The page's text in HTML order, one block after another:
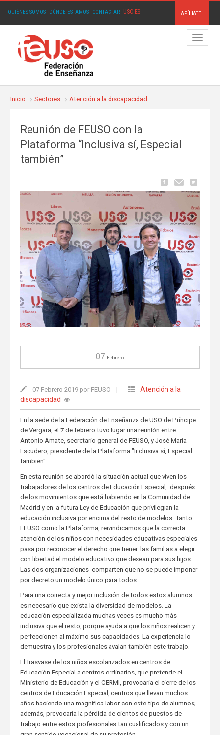
QUIÉNES SOMOS· DÓNDE ESTAMOS· CONTACTAR· USO.ES AFÍLIATE
Menú
Inicio Sectores Atención a la discapacidad
Reunión de FEUSO con la
Plataforma “Inclusiva sí, Especial
también”
07 Febrero
07 Febrero 2019 por FEUSO |
Atención a la
discapacidad
En la sede de la Federación de Enseñanza de USO de Príncipe
de Vergara, el 7 de febrero tuvo lugar una reunión entre
Antonio Amate, secretario general de FEUSO, y José María
Escudero, presidente de la Plataforma "Inclusiva sí, Especial
también".
En esta reunión se abordó la situación actual que viven los
trabajadores de los centros de Educación Especial, después
de los movimientos que está habiendo en la Comunidad de
Madrid y en la futura Ley de Educación que privilegian la
educación inclusiva por encima del resto de modelos. Tanto
FEUSO como la Plataforma, reivindicamos que la correcta
atención de los niños con necesidades educativas especiales
pasa por reconocer el derecho que tienen las familias a elegir
con libertad el modelo educativo que desean para sus hijos.
Las dos organizaciones comparten que no se puede imponer
por decreto un modelo único para todos.
Para una correcta y mejor inclusión de todos estos alumnos
es necesario que exista la diversidad de modelos. La
educación especializada muchas veces es mucho más
inclusiva que el resto, porque ayuda a que los niños realicen y
perfeccionen al máximo sus capacidades. La experiencia lo
demuestra y los profesionales avalan también este trabajo.
El trasvase de los niños escolarizados en centros de
Educación Especial a centros ordinarios, que pretende el
Ministerio de Educación y el CERMI, provocaría el cierre de los
centros de Educación Especial, centros que llevan muchos
años haciendo una magnífica labor con este tipo de alumnos;
además, provocaría la pérdida de cientos de puestos de
trabajo entre estos profesionales tan cualificados y con un